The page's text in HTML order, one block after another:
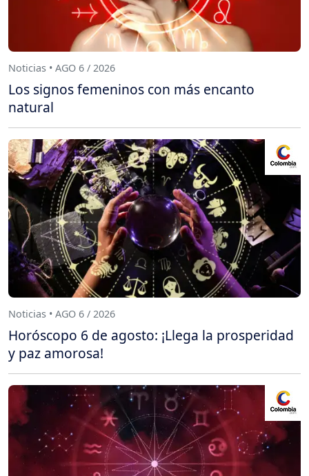
Noticias • AGO 6 / 2026
Los signos femeninos con más encanto
natural
Noticias • AGO 6 / 2026
Horóscopo 6 de agosto: ¡Llega la prosperidad
y paz amorosa!